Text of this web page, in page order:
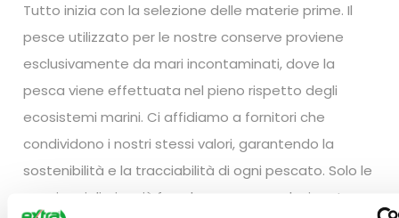
Tutto inizia con la selezione delle materie prime. Il
pesce utilizzato per le nostre conserve proviene
esclusivamente da mari incontaminati, dove la
pesca viene effettuata nel pieno rispetto degli
ecosistemi marini. Ci affidiamo a fornitori che
condividono i nostri stessi valori, garantendo la
sostenibilità e la tracciabilità di ogni pescato. Solo le
specie migliori e più fresche vengono selezionate